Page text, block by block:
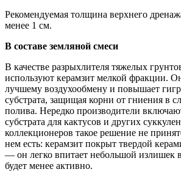
Рекомендуемая толщина верхнего
менее 1 см.
В составе земляной смеси
В качестве разрыхлителя тяжелых
используют керамзит мелкой фракции.
лучшему воздухообмену и повышает
субстрата, защищая корни от гниения в
полива. Нередко производители
субстрата для кактусов и других
коллекционеров такое решение не
нем есть: керамзит покрыт твердой
— он легко впитает небольшой излишек
будет менее активно.